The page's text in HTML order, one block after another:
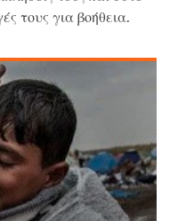
τους για βοήθεια.